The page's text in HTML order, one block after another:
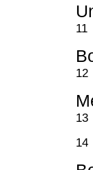
11
12
13
14